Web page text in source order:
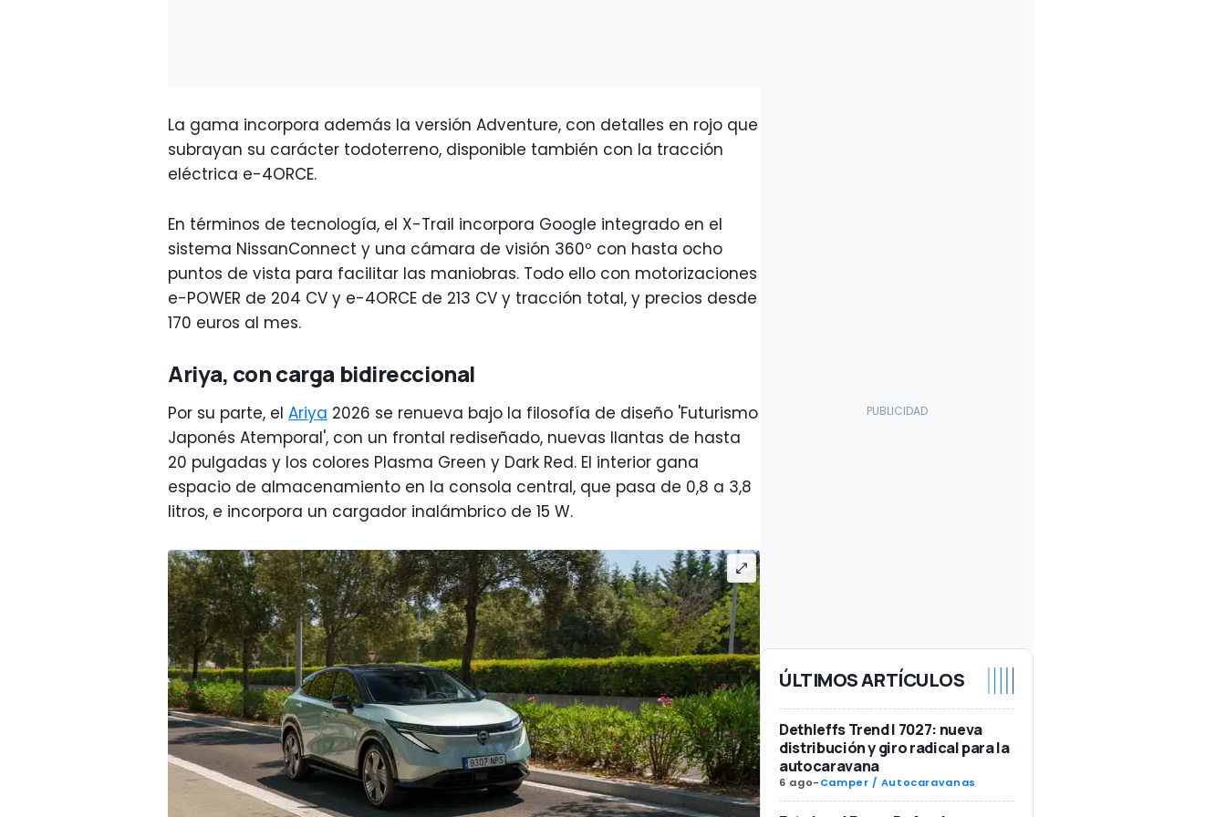
La gama incorpora además la versión Adventure, con detalles en rojo que
subrayan su carácter todoterreno, disponible también con la tracción
eléctrica e-4ORCE.
En términos de tecnología, el X-Trail incorpora Google integrado en el
sistema NissanConnect y una cámara de visión 360º con hasta ocho
puntos de vista para facilitar las maniobras. Todo ello con motorizaciones
e-POWER de 204 CV y e-4ORCE de 213 CV y tracción total, y precios desde
170 euros al mes.
Ariya, con carga bidireccional
Por su parte, el Ariya 2026 se renueva bajo la filosofía de diseño 'Futurismo
Japonés Atemporal', con un frontal rediseñado, nuevas llantas de hasta
20 pulgadas y los colores Plasma Green y Dark Red. El interior gana
espacio de almacenamiento en la consola central, que pasa de 0,8 a 3,8
litros, e incorpora un cargador inalámbrico de 15 W.
ÚLTIMOS ARTÍCULOS
Dethleffs Trend I 7027: nueva
distribución y giro radical para la
autocaravana
6 ago-Camper / Autocaravanas